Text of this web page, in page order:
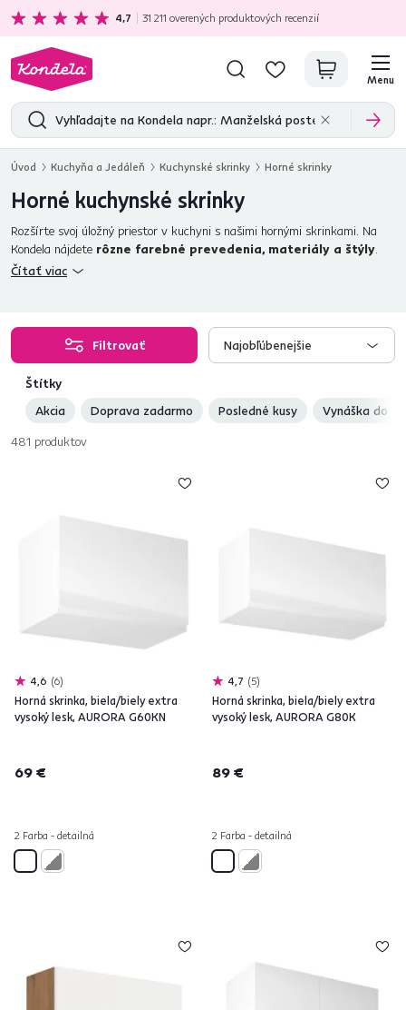
Ekologická doprava zadarmo nad 199 €
4,7 31 211 overených produktových recenzií
Menu
Úvod Kuchyňa a Jedáleň Kuchynské skrinky Horné skrinky
Horné kuchynské skrinky
Rozšírte svoj úložný priestor v kuchyni s našimi hornými skrinkami. Na
Kondela nájdete rôzne farebné prevedenia, materiály a štýly.
Kuchynský nábytok by nemal byť len o funkcionalite, ale aj o estetike.
kombinovanie jednotlivých komponentov si môžete pozrieť našu ponuku
kuchýň na mieru, kde sú všetky skrinky rozdelené do jednotlivých
kuchynských programov.
Čítať viac
Filtrovať Najobľúbenejšie
Štítky
Akcia
Doprava zadarmo Posledné kusy
Vynáška do
481 produktov
4,6 6
Horná skrinka, biela/biely extra
vysoký lesk, AURORA G60KN
69 €
2 Farba - detailná
4,7 5
Horná skrinka, biela/biely extra
vysoký lesk, AURORA G80K
89 €
2 Farba - detailná